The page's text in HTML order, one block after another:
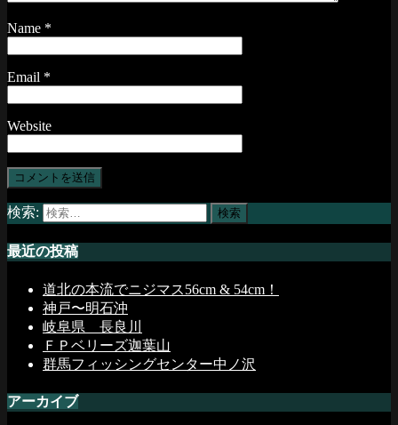
Name *
Email *
Website
検索:
最近の投稿
道北の本流でニジマス56cm & 54cm！
神戸〜明石沖
岐阜県 長良川
ＦＰベリーズ迦葉山
群馬フィッシングセンター中ノ沢
アーカイブ